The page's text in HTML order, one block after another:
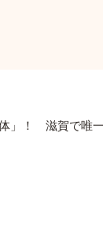
」！ 滋賀で唯